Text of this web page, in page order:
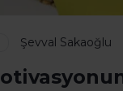
Şevval Sakaoğlu